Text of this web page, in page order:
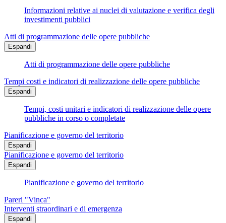
Informazioni relative ai nuclei di valutazione e verifica degli
investimenti pubblici
Atti di programmazione delle opere pubbliche
Espandi
Atti di programmazione delle opere pubbliche
Tempi costi e indicatori di realizzazione delle opere pubbliche
Espandi
Tempi, costi unitari e indicatori di realizzazione delle opere
pubbliche in corso o completate
Pianificazione e governo del territorio
Espandi
Pianificazione e governo del territorio
Espandi
Pianificazione e governo del territorio
Pareri "Vinca"
Interventi straordinari e di emergenza
Espandi